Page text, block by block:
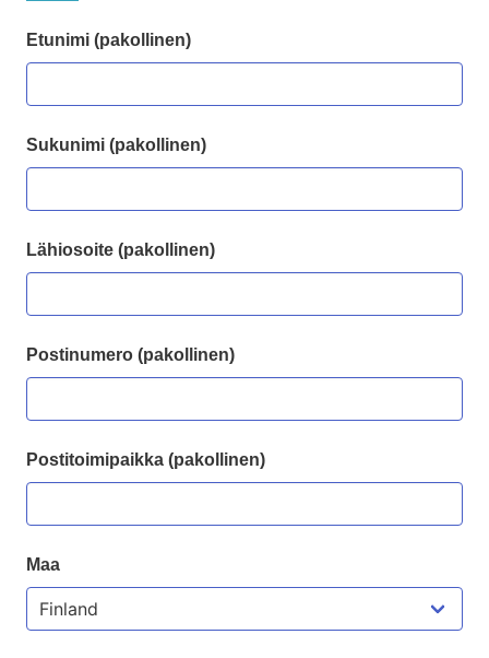
Etunimi (pakollinen)
Sukunimi (pakollinen)
Lähiosoite (pakollinen)
Postinumero (pakollinen)
Postitoimipaikka (pakollinen)
Maa